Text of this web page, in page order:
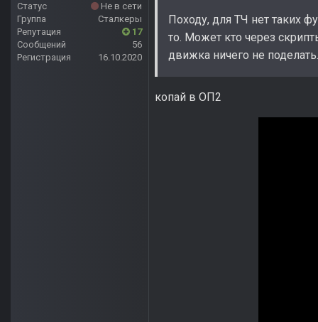
Статус
Не в сети
Группа
Сталкеры
Репутация
17
Сообщений
56
Регистрация
16.10.2020
Походу, для ТЧ нет таких
то. Может кто через
движка ничего не поделать.
копай в ОП2